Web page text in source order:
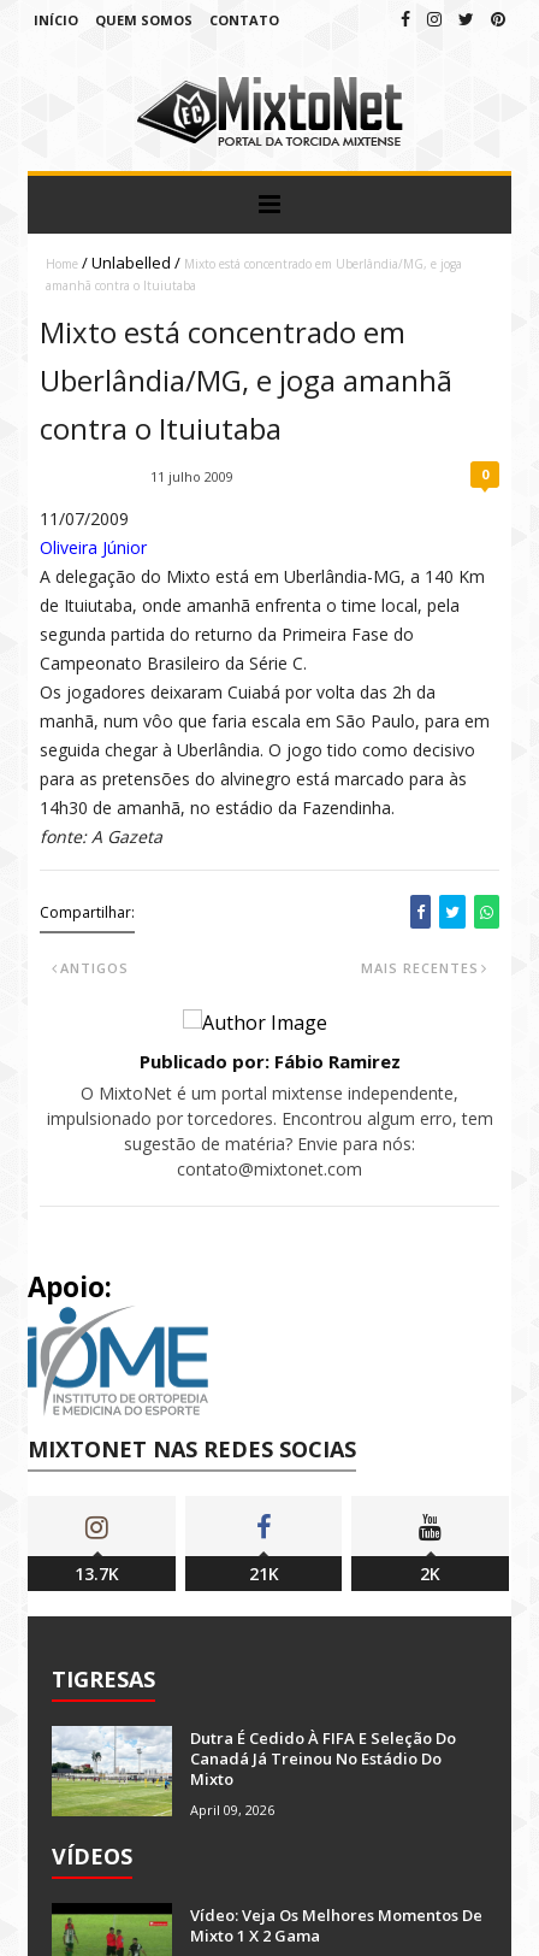
INÍCIO QUEM SOMOS CONTATO
Home /Unlabelled/ Mixto está concentrado em Uberlândia/MG, e joga
amanhã contra o Ituiutaba
Mixto está concentrado em
Uberlândia/MG, e joga amanhã
contra o Ituiutaba
11 julho 2009 0
11/07/2009
Oliveira Júnior
A delegação do Mixto está em Uberlândia-MG, a 140 Km
de Ituiutaba, onde amanhã enfrenta o time local, pela
segunda partida do returno da Primeira Fase do
Campeonato Brasileiro da Série C.
Os jogadores deixaram Cuiabá por volta das 2h da
manhã, num vôo que faria escala em São Paulo, para em
seguida chegar à Uberlândia. O jogo tido como decisivo
para as pretensões do alvinegro está marcado para às
14h30 de amanhã, no estádio da Fazendinha.
fonte: A Gazeta
Compartilhar:
MAIS RECENTES
ANTIGOS
Publicado por: Fábio Ramirez
O MixtoNet é um portal mixtense independente,
impulsionado por torcedores. Encontrou algum erro, tem
sugestão de matéria? Envie para nós:
contato@mixtonet.com
Apoio:
MIXTONET NAS REDES SOCIAS
13.7K 21K 2K
TIGRESAS
Dutra É Cedido À FIFA E Seleção Do
Canadá Já Treinou No Estádio Do
Mixto
April 09, 2026
VÍDEOS
Vídeo: Veja Os Melhores Momentos De
Mixto 1 X 2 Gama